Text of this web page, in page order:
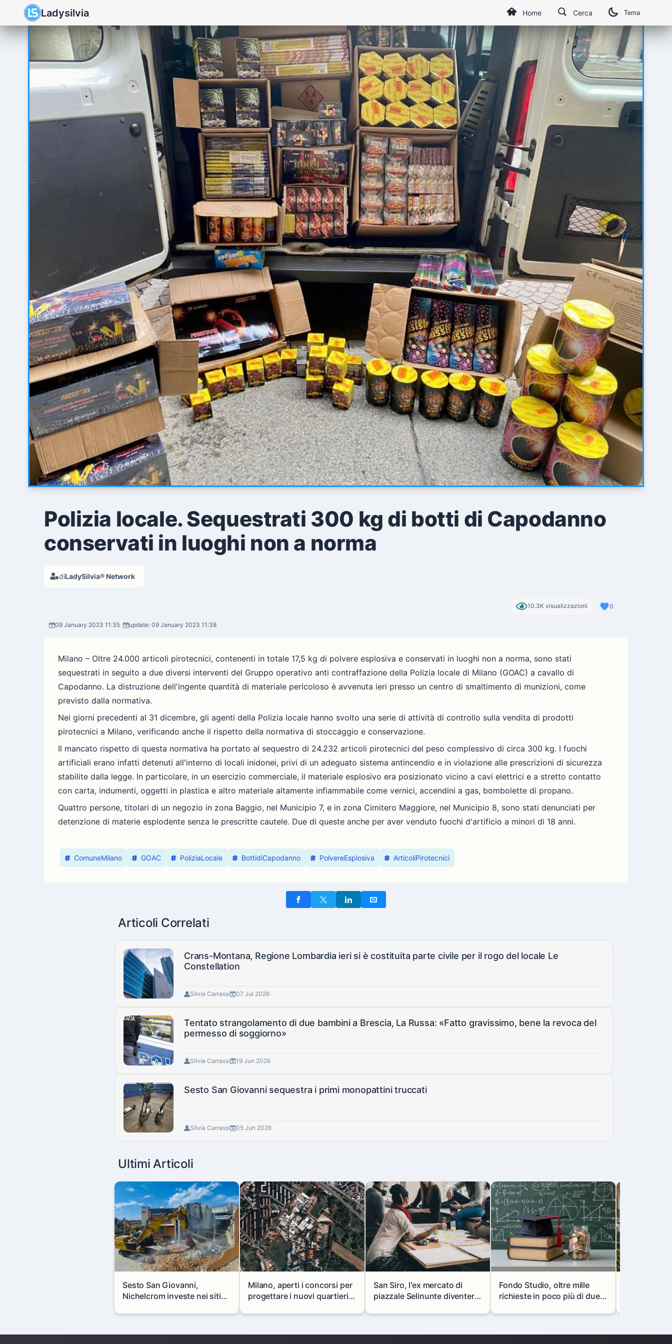
Ladysilvia Home Cerca Tema
Polizia locale. Sequestrati 300 kg di botti di Capodanno
conservati in luoghi non a norma
diLadySilvia® Network
10.3K visualizzazioni 0
09 January 2023 11:35 update: 09 January 2023 11:38
Milano – Oltre 24.000 articoli pirotecnici, contenenti in totale 17,5 kg di polvere esplosiva e conservati in luoghi non a norma, sono stati
sequestrati in seguito a due diversi interventi del Gruppo operativo anti contraffazione della Polizia locale di Milano (GOAC) a cavallo di
Capodanno. La distruzione dell'ingente quantità di materiale pericoloso è avvenuta ieri presso un centro di smaltimento di munizioni, come
previsto dalla normativa.
Nei giorni precedenti al 31 dicembre, gli agenti della Polizia locale hanno svolto una serie di attività di controllo sulla vendita di prodotti
pirotecnici a Milano, verificando anche il rispetto della normativa di stoccaggio e conservazione.
Il mancato rispetto di questa normativa ha portato al sequestro di 24.232 articoli pirotecnici del peso complessivo di circa 300 kg. I fuochi
artificiali erano infatti detenuti all'interno di locali inidonei, privi di un adeguato sistema antincendio e in violazione alle prescrizioni di sicurezza
stabilite dalla legge. In particolare, in un esercizio commerciale, il materiale esplosivo era posizionato vicino a cavi elettrici e a stretto contatto
con carta, indumenti, oggetti in plastica e altro materiale altamente infiammabile come vernici, accendini a gas, bombolette di propano.
Quattro persone, titolari di un negozio in zona Baggio, nel Municipio 7, e in zona Cimitero Maggiore, nel Municipio 8, sono stati denunciati per
detenzione di materie esplodente senza le prescritte cautele. Due di queste anche per aver venduto fuochi d'artificio a minori di 18 anni.
ComuneMilano GOAC PoliziaLocale BottidiCapodanno PolvereEsplosiva ArticoliPirotecnici
Articoli Correlati
Crans-Montana, Regione Lombardia ieri si è costituita parte civile per il rogo del locale Le
Constellation
Silvia Carrassi 07 Jul 2026
Tentato strangolamento di due bambini a Brescia, La Russa: «Fatto gravissimo, bene la revoca del
permesso di soggiorno»
Silvia Carrassi 19 Jun 2026
Sesto San Giovanni sequestra i primi monopattini truccati
Silvia Carrassi 05 Jun 2026
Ultimi Articoli
Sesto San Giovanni,
Nichelcrom investe nei siti
capannone per fare spazio a
Milano, aperti i concorsi per
progettare i nuovi quartieri
Mare
San Siro, l'ex mercato di
piazzale Selinunte diventerà
Fondo Studio, oltre mille
richieste in poco più di due
prestiti agli studenti